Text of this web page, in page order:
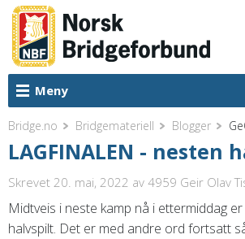
Meny
Bridge.no Bridgemateriell Blogger
LAGFINALEN - nesten
Skrevet 20. mai, 2022 av 4959 Geir Olav
Midtveis i neste kamp nå i ettermiddag
halvspilt. Det er med andre ord fortsatt